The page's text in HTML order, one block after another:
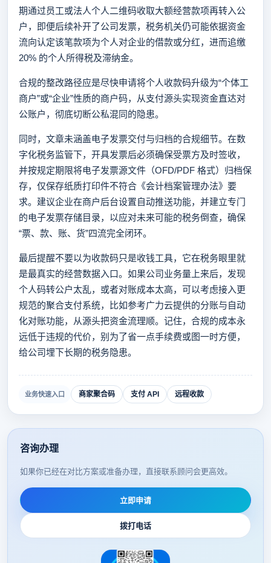
期通过员工或法人个人二维码收取大额经营款项再转入公
户，即便后续补开了公司发票，税务机关仍可能依据资金
流向认定该笔款项为个人对企业的借款或分红，进而追缴
20% 的个人所得税及滞纳金。
合规的整改路径应是尽快申请将个人收款码升级为“个体工
商户”或“企业”性质的商户码，从支付源头实现资金直达对
公账户，彻底切断公私混同的隐患。
同时，文章未涵盖电子发票交付与归档的合规细节。在数
字化税务监管下，开具发票后必须确保受票方及时签收，
并按规定期限将电子发票源文件（OFD/PDF 格式）归档保
存，仅保存纸质打印件不符合《会计档案管理办法》要
求。建议企业在商户后台设置自动推送功能，并建立专门
的电子发票存储目录，以应对未来可能的税务倒查，确保
“票、款、账、货”四流完全闭环。
最后提醒不要以为收款码只是收钱工具，它在税务眼里就
是最真实的经营数据入口。如果公司业务量上来后，发现
个人码转公户太乱，或者对账成本太高，可以考虑接入更
规范的聚合支付系统，比如参考广力云提供的分账与自动
化对账功能，从源头把资金流理顺。记住，合规的成本永
远低于违规的代价，别为了省一点手续费或图一时方便，
给公司埋下长期的税务隐患。
业务快速入口 商家聚合码 支付 API 远程收款
咨询办理
如果你已经在对比方案或准备办理，直接联系顾问会更高效。
立即申请
拨打电话